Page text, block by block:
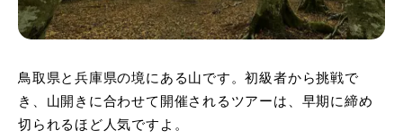
鳥取県と兵庫県の境にある山です。初級者から挑戦で
き、山開きに合わせて開催されるツアーは、早期に締め
切られるほど人気ですよ。